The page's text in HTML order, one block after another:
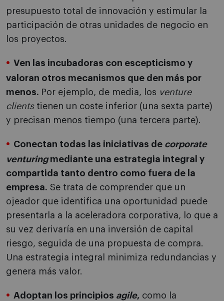
presupuesto total de innovación y estimular la
participación de otras unidades de negocio en
los proyectos.
Ven las incubadoras con escepticismo y
valoran otros mecanismos que den más por
menos. Por ejemplo, de media, los venture
clientstienen un coste inferior (una sexta parte)
y precisan menos tiempo (una tercera parte).
Conectan todas las iniciativas de corporate
venturingmediante una estrategia integral y
compartida tanto dentro como fuera de la
empresa. Se trata de comprender que un
ojeador que identifica una oportunidad puede
presentarla a la aceleradora corporativa, lo que a
su vez derivaría en una inversión de capital
riesgo, seguida de una propuesta de compra.
Una estrategia integral minimiza redundancias y
genera más valor.
Adoptan los principios agile, como la